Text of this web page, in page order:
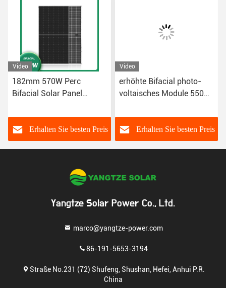
Video
182mm 570W Perc
Bifacial Solar Panel
Glas
Erhalten Sie besten Preis
Video
erhöhte Bifacial photo-
voltaisches Module 550W
Extramacht
Erhalten Sie besten Preis
Yangtze Solar Power Co., Ltd.
marco@yangtze-power.com
86-191-5653-3194
Straße No.231 (72) Shufeng, Shushan, Hefei, Anhui P.R.
China